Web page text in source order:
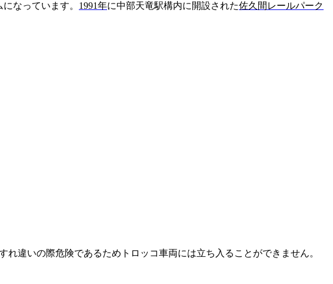
なっています。 1991年に中部天竜駅構内に開設された佐久間レールパーク
れ違いの際危険であるためトロッコ車両には立ち入ることができません。